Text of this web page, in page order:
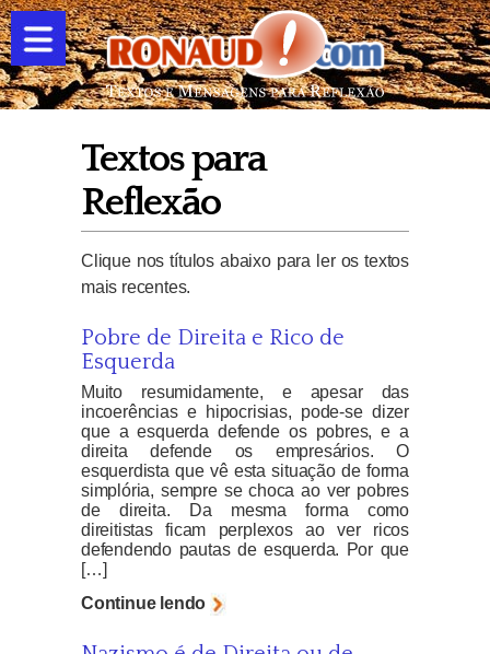
Textos para
Reflexão
Clique nos títulos abaixo para ler os textos
mais recentes.
Pobre de Direita e Rico de
Esquerda
Muito resumidamente, e apesar das
incoerências e hipocrisias, pode-se dizer
que a esquerda defende os pobres, e a
direita defende os empresários. O
esquerdista que vê esta situação de forma
simplória, sempre se choca ao ver pobres
de direita. Da mesma forma como
direitistas ficam perplexos ao ver ricos
defendendo pautas de esquerda. Por que
[…]
Continue lendo